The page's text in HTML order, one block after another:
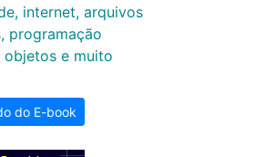
internet, arquivos
programação
objetos e muito
do E-book